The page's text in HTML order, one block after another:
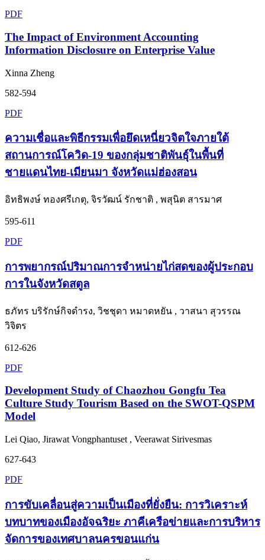
PDF
The Impact of Environment Accounting
Information Disclosure on Enterprise Value
Xinna Zheng
582-594
PDF
ความเชื่อและพิธีกรรมเพื่อยึดเหนี่ยวจิตใจภายใต้
สถานการณ์โควิด-19 ของกลุ่มชาติพันธุ์ในพื้นที่
ชายแดนไทย-เมียนมา จังหวัดแม่ฮ่องสอน
อิทธิพงษ์ ทองศรีเกตุ, จิรวัฒน์ รักชาติ , พสุนิต สารมาศ
595-611
PDF
การพยากรณ์ปริมาณการจำหน่ายไก่สดของผู้ประกอบ
การในจังหวัดสตูล
ธภัทร บริรักษ์กิจดำรง, วิชชุดา หมาดหยัน , วาสนา สุวรรณ
วิจิตร
612-626
PDF
Development Study of Chaozhou Gongfu Tea
Culture Study Tourism Based on the SWOT-QSPM
Model
Lei Qiao, Jirawat Vongphantuset , Veerawat Sirivesmas
627-643
PDF
การขับเคลื่อนสู่ความเป็นเมืองที่ยั่งยืน: การวิเคราะห์
บทบาทของเมืองอัจฉริยะ ภาคีเครือข่ายและการบริหาร
จัดการของเทศบาลนครขอนแก่น